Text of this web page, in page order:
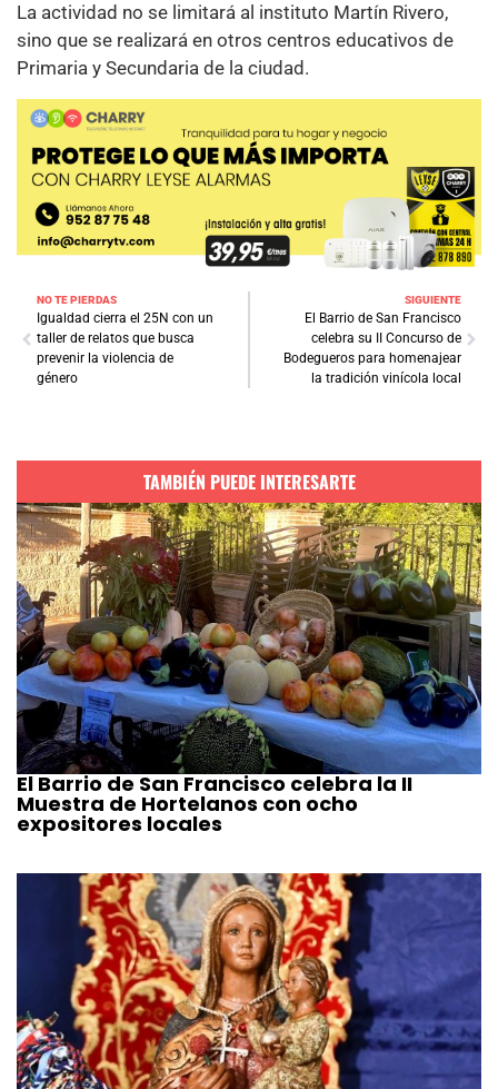
La actividad no se limitará al instituto Martín Rivero,
sino que se realizará en otros centros educativos de
Primaria y Secundaria de la ciudad.
NO TE PIERDAS
Igualdad cierra el 25N con un
taller de relatos que busca
prevenir la violencia de
género
SIGUIENTE
El Barrio de San Francisco
celebra su II Concurso de
Bodegueros para homenajear
la tradición vinícola local
TAMBIÉN PUEDE INTERESARTE
El Barrio de San Francisco celebra la II
Muestra de Hortelanos con ocho
expositores locales